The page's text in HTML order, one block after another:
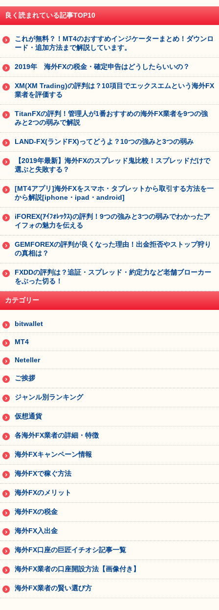
良く読まれている記事TOP10
これが無料？！MT4のおすすめインジケーターまとめ！ダウンロ
ード・追加方法まで解説しています。
2019年 海外FXの税金・確定申告はどうしたらいいの？
XM(XM Trading)の評判は？10項目でエックスエムという海外FX
業者を評価する
TitanFXの評判！管理人が1番おすすめの海外FX業者を9つの強
みと2つの弱みで解説
LAND-FX(ランドFX)ってどうよ？10つの強みと3つの弱み
【2019年最新】海外FXのスプレッド鬼比較！スプレッドだけで
選ぶと失敗する？
[MT4アプリ]海外FXをスマホ・タブレットから取引する方法を一
から解説[iphone・ipad・android]
iFOREX(ｱｲﾌｫﾚｯｸｽ)の評判！9つの強みと3つの弱みでわかったア
イフォの魅力を伝える
GEMFOREXの評判が良くなった理由！出金拒否やストップ狩り
の真相は？
FXDDの評判は？追証・スプレッド・約定力など老舗ブローカー
をぶった切る！
カテゴリー
bitwallet
MT4
Neteller
ご挨拶
ジャンル別ランキング
仮想通貨
各海外FX業者の詳細・特徴
海外FXキャンペーン情報
海外FXで稼ぐ方法
海外FXのメリット
海外FXの税金
海外FX入出金
海外FX口座の巨匠イチオシ記事一覧
海外FX業者の口座開設方法【画像付き】
海外FX業者の賢い選び方